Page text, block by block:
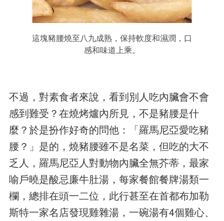
這塊豬腰燒至八九成熟，保持軟度和濕潤，口
感和味道上乘。
不過，對素食者來說，看到別人吃內臟會不會
感到難受？在燒烤爐內所見，不是豬腰是什
麼？於是扮作好奇的問他：「羅馬尼亞愛吃豬
腰？」是的，燒豬腰雖不是名菜，但吃的大不
乏人，羅馬尼亞人對動物內臟全無芥蒂，最家
喻戶曉是酸忌廉牛肚湯，每家餐館餐牌湯類一
欄，總排在頭一二位，此行甚至在首都布加勒
斯特一家名店發現雞雜湯，一碗湯有4個雞心、